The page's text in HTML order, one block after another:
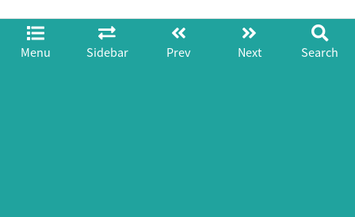
Menu Sidebar Prev Next Search